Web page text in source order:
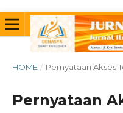
HOME / Pernyataan Akses
Pernyataan